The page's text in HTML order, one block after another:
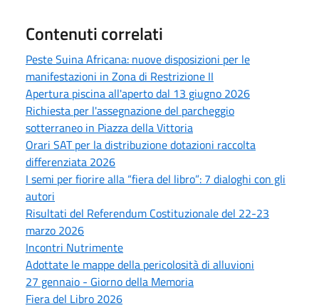
Contenuti correlati
Peste Suina Africana: nuove disposizioni per le
manifestazioni in Zona di Restrizione II
Apertura piscina all'aperto dal 13 giugno 2026
Richiesta per l'assegnazione del parcheggio
sotterraneo in Piazza della Vittoria
Orari SAT per la distribuzione dotazioni raccolta
differenziata 2026
I semi per fiorire alla “fiera del libro”: 7 dialoghi con gli
autori
Risultati del Referendum Costituzionale del 22-23
marzo 2026
Incontri Nutrimente
Adottate le mappe della pericolosità di alluvioni
27 gennaio - Giorno della Memoria
Fiera del Libro 2026